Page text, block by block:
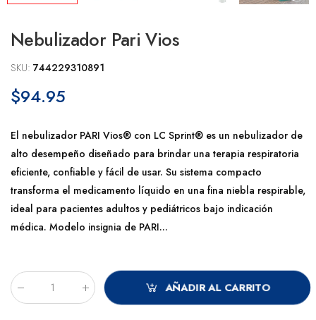
Nebulizador Pari Vios
SKU: 744229310891
$94.95
El nebulizador PARI Vios® con LC Sprint® es un nebulizador de
alto desempeño diseñado para brindar una terapia respiratoria
eficiente, confiable y fácil de usar. Su sistema compacto
transforma el medicamento líquido en una fina niebla respirable,
ideal para pacientes adultos y pediátricos bajo indicación
médica. Modelo insignia de PARI...
Cantidad
AÑADIR AL CARRITO